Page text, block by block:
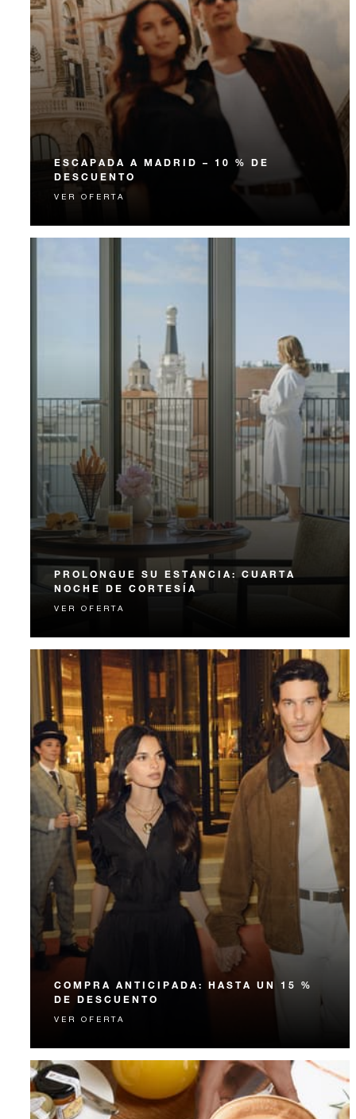
ESCAPADA A MADRID – 10 % DE
DESCUENTO
Reserve ahora su escapada a Madrid y disfrute de un
VER OFERTA
PROLONGUE SU ESTANCIA: CUARTA
NOCHE DE CORTESÍA
Reciba la cuarta noche de cortesía.
VER OFERTA
COMPRA ANTICIPADA: HASTA UN 15 %
DE DESCUENTO
Reciba hasta el 15 % de descuento en nuestra tarifa de
VER OFERTA